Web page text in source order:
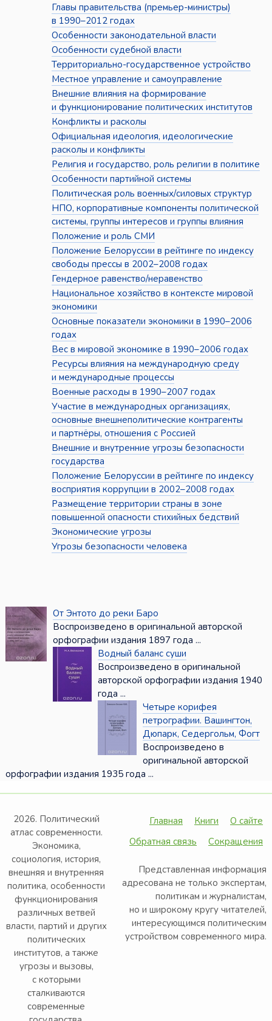
Главы правительства (премьер-министры)
в 1990–2012 годах
Особенности законодательной власти
Особенности судебной власти
Территориально-государственное устройство
Местное управление и самоуправление
Внешние влияния на формирование
и функционирование политических институтов
Конфликты и расколы
Официальная идеология, идеологические
расколы и конфликты
Религия и государство, роль религии в политике
Особенности партийной системы
Политическая роль военных/силовых структур
НПО, корпоративные компоненты политической
системы, группы интересов и группы влияния
Положение и роль СМИ
Положение Белоруссии в рейтинге по индексу
свободы прессы в 2002–2008 годах
Гендерное равенство/неравенство
Национальное хозяйство в контексте мировой
экономики
Основные показатели экономики в 1990–2006
годах
Вес в мировой экономике в 1990–2006 годах
Ресурсы влияния на международную среду
и международные процессы
Военные расходы в 1990–2007 годах
Участие в международных организациях,
основные внешнеполитические контрагенты
и партнёры, отношения с Россией
Внешние и внутренние угрозы безопасности
государства
Положение Белоруссии в рейтинге по индексу
восприятия коррупции в 2002–2008 годах
Размещение территории страны в зоне
повышенной опасности стихийных бедствий
Экономические угрозы
Угрозы безопасности человека
От Энтото до реки Баро
Воспроизведено в оригинальной авторской
орфографии издания 1897 года ...
Водный баланс суши
Воспроизведено в оригинальной
авторской орфографии издания 1940
года ...
Четыре корифея
петрографии. Вашингтон,
Дюпарк, Седергольм, Фогт
Воспроизведено в
оригинальной авторской
орфографии издания 1935 года ...
2026. Политический
атлас современности.
Экономика,
социология, история,
внешняя и внутренняя
политика, особенности
функционирования
различных ветвей
власти, партий и других
политических
институтов, а также
угрозы и вызовы,
с которыми
сталкиваются
современные
Главная Книги
О сайте
Обратная связь
Сокращения
Представленная информация
адресована не только экспертам,
политикам и журналистам,
но и широкому кругу читателей,
интересующимся политическим
устройством современного мира.